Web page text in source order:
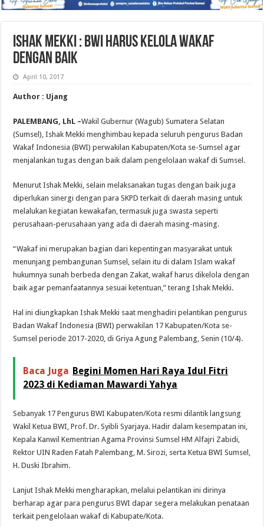
Ishak Mekki : BWI Harus Kelola Wakaf
Dengan Baik
April 10, 2017
Author : Ujang
PALEMBANG, LhL –Wakil Gubernur (Wagub) Sumatera Selatan
(Sumsel), Ishak Mekki menghimbau kepada seluruh pengurus Badan
Wakaf Indonesia (BWI) perwakilan Kabupaten/Kota se-Sumsel agar
menjalankan tugas dengan baik dalam pengelolaan wakaf di Sumsel.
Menurut Ishak Mekki, selain melaksanakan tugas dengan baik juga
diperlukan sinergi dengan para SKPD terkait di daerah masing untuk
melalukan kegiatan kewakafan, termasuk juga swasta seperti
perusahaan-perusahaan yang ada di daerah masing-masing.
“Wakaf ini merupakan bagian dari kepentingan masyarakat untuk
menunjang pembangunan Sumsel, selain itu di dalam Islam wakaf
hukumnya sunah berbeda dengan Zakat, wakaf harus dikelola dengan
baik agar pemanfaatannya sesuai ketentuan,” terang Ishak Mekki.
Hal ini diungkapkan Ishak Mekki saat menghadiri pelantikan pengurus
Badan Wakaf Indonesia (BWI) perwakilan 17 Kabupaten/Kota se-
Sumsel periode 2017-2020, di Griya Agung Palembang, Senin (10/4).
Baca Juga Begini Momen Hari Raya Idul Fitri
2023 di Kediaman Mawardi Yahya
Sebanyak 17 Pengurus BWI Kabupaten/Kota resmi dilantik langsung
Wakil Ketua BWI, Prof. Dr. Syibli Syarjaya. Hadir dalam kesempatan ini,
Kepala Kanwil Kementrian Agama Provinsi Sumsel HM Alfajri Zabidi,
Rektor UIN Raden Fatah Palembang, M. Sirozi, serta Ketua BWI Sumsel,
H. Duski Ibrahim.
Lanjut Ishak Mekki mengharapkan, melalui pelantikan ini dirinya
berharap agar para pengurus BWI dapar segera melakukan penataan
terkait pengelolaan wakaf di Kabupate/Kota.